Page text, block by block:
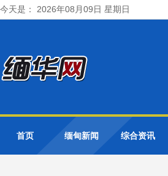
今天是： 2026年08月09日 星期日
首页 缅甸新闻 综合资讯